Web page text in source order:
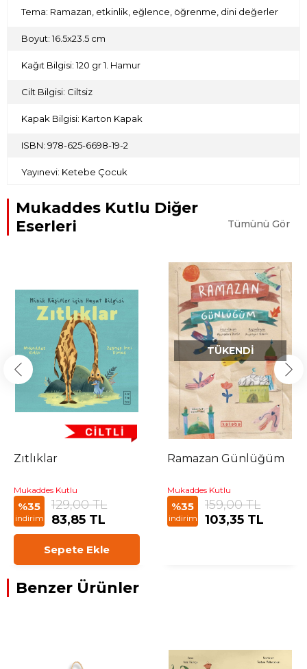
Tema: Ramazan, etkinlik, eğlence, öğrenme, dini değerler
Boyut: 16.5x23.5 cm
Kağıt Bilgisi: 120 gr 1. Hamur
Cilt Bilgisi: Ciltsiz
Kapak Bilgisi: Karton Kapak
ISBN: 978-625-6698-19-2
Yayınevi: Ketebe Çocuk
Mukaddes Kutlu Diğer
Eserleri
Tümünü Gör
Zıtlıklar
Mukaddes Kutlu
%35
indirim
129,00 TL
83,85 TL
Sepete Ekle
TÜKENDI
Ramazan Günlüğüm
Mukaddes Kutlu
%35
indirim
159,00 TL
103,35 TL
Benzer Ürünler